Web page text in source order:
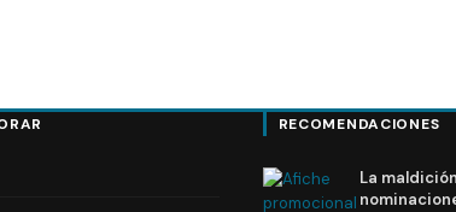
RECOMENDACIONES
La